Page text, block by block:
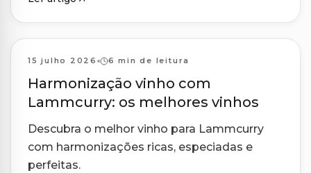
Harmonizações
15 julho 2026 6 min de leitura
Harmonização vinho com
Lammcurry: os melhores vinhos
Descubra o melhor vinho para Lammcurry
com harmonizações ricas, especiadas e
perfeitas.